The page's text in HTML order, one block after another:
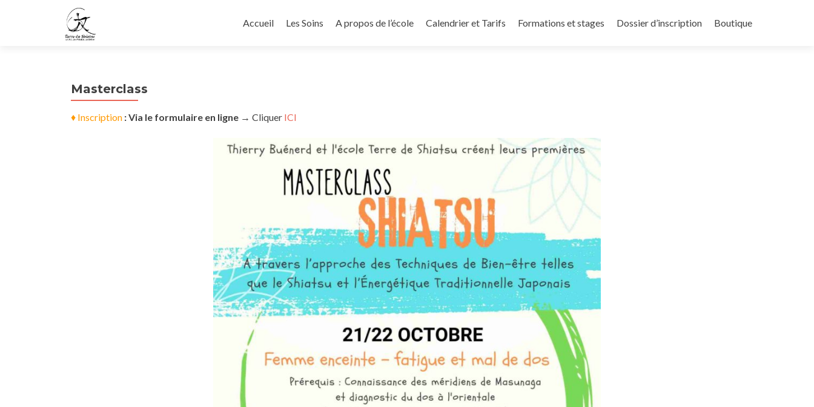
Accueil
Les Soins A propos de l’école Calendrier et Tarifs Formations et stages Dossier d’inscription Boutique
Masterclass
♦ Inscription : Via le formulaire en ligne → Cliquer ICI